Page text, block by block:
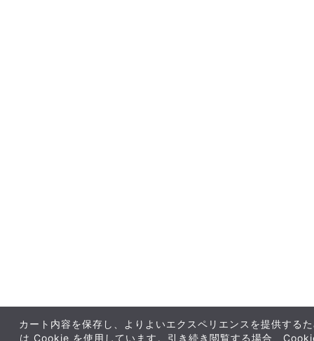
カート内容を保存し、よりよいエクスペリエンスを提供する
は Cookie を使用しています。引き続き閲覧する場合、